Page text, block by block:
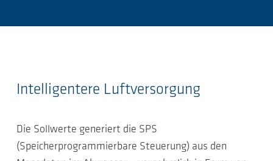
Intelligentere Luftversorgung
Die Sollwerte generiert die SPS
(Speicherprogrammierbare Steuerung) aus den